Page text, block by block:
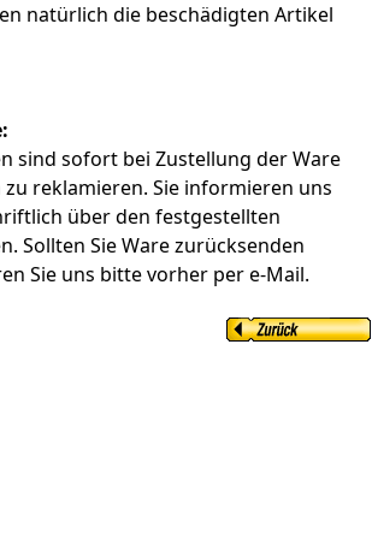
natürlich die beschädigten Artikel
sind sofort bei Zustellung der Ware
reklamieren. Sie informieren uns
über den festgestellten
Sollten Sie Ware zurücksenden
Sie uns bitte vorher per e-Mail.